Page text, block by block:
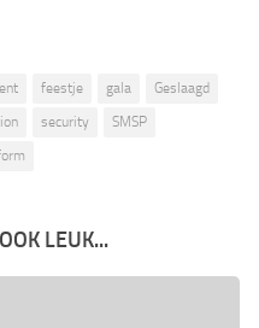
feestje gala
Geslaagd
security
SMSP
LEUK...